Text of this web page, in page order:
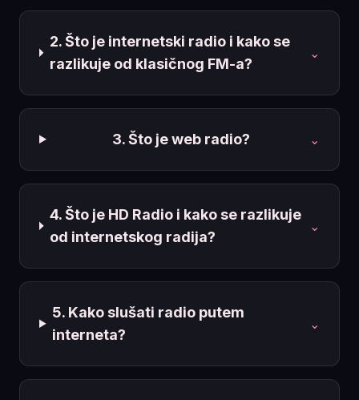
2. Što je internetski radio i kako se
razlikuje od klasičnog FM-a?
⌄
3. Što je web radio? ⌄
4. Što je HD Radio i kako se razlikuje
od internetskog radija?
⌄
5. Kako slušati radio putem
interneta?
⌄